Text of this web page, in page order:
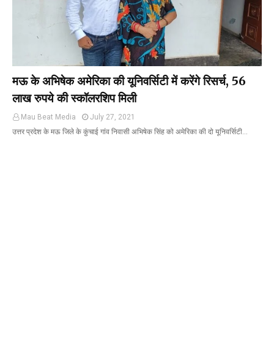
मऊ के अभिषेक अमेरिका की यूनिवर्सिटी में करेंगे रिसर्च, 56
लाख रुपये की स्कॉलरशिप मिली
Mau Beat Media
July 27, 2021
उत्तर प्रदेश के मऊ जिले के कुंचाई गांव निवासी अभिषेक सिंह को अमेरिका की दो यूनिवर्सिटी…